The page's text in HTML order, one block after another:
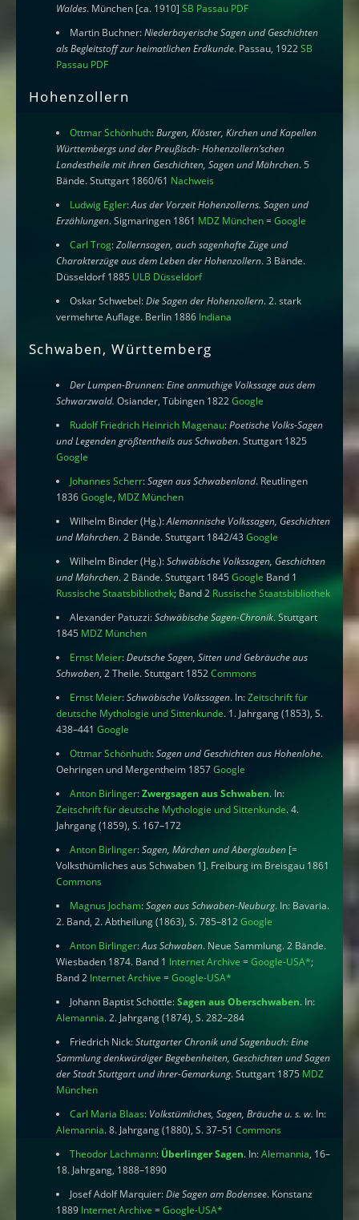
Waldes. München [ca. 1910]SB Passau PDF
Martin Buchner:Niederbayerische Sagen und Geschichten
als Begleitstoff zur heimatlichen Erdkunde. Passau, 1922SB
Passau PDF
Hohenzollern
Ottmar Schönhuth:Burgen, Klöster, Kirchen und Kapellen
Württembergs und der Preußisch- Hohenzollern’schen
Landestheile mit ihren Geschichten, Sagen und Mährchen. 5
Bände. Stuttgart 1860/61 Nachweis
Ludwig Egler:Aus der Vorzeit Hohenzollerns. Sagen und
Erzählungen. Sigmaringen 1861 MDZ München=Google
Carl Trog:Zollernsagen, auch sagenhafte Züge und
Charakterzüge aus dem Leben der Hohenzollern. 3 Bände.
Düsseldorf 1885 ULB Düsseldorf
Oskar Schwebel:Die Sagen der Hohenzollern. 2. stark
vermehrte Auflage. Berlin 1886 Indiana
Schwaben, Württemberg
Der Lumpen-Brunnen: Eine anmuthige Volkssage aus dem
Schwarzwald. Osiander, Tübingen 1822Google
Rudolf Friedrich Heinrich Magenau:Poetische Volks-Sagen
und Legenden größtentheils aus Schwaben. Stuttgart 1825
Google
Johannes Scherr:Sagen aus Schwabenland. Reutlingen
1836Google, MDZ München
Wilhelm Binder (Hg.):Alemannische Volkssagen, Geschichten
und Mährchen. 2 Bände. Stuttgart 1842/43Google
Wilhelm Binder (Hg.):Schwäbische Volkssagen, Geschichten
und Mährchen. 2 Bände. Stuttgart 1845Google Band 1
Russische Staatsbibliothek; Band 2 Russische Staatsbibliothek
Alexander Patuzzi:Schwäbische Sagen-Chronik. Stuttgart
1845 MDZ München
Ernst Meier:Deutsche Sagen, Sitten und Gebräuche aus
Schwaben, 2 Theile. Stuttgart 1852Commons
Ernst Meier:Schwäbische Volkssagen. In:Zeitschrift für
deutsche Mythologie und Sittenkunde. 1. Jahrgang (1853), S.
438–441Google
Ottmar Schönhuth:Sagen und Geschichten aus Hohenlohe.
Oehringen und Mergentheim 1857Google
Anton Birlinger:Zwergsagen aus Schwaben. In:
Zeitschrift für deutsche Mythologie und Sittenkunde. 4.
Jahrgang (1859), S. 167–172
Anton Birlinger:Sagen, Märchen und Aberglauben [=
Volksthümliches aus Schwaben 1]. Freiburg im Breisgau 1861
Commons
Magnus Jocham:Sagen aus Schwaben-Neuburg. In: Bavaria.
2. Band, 2. Abtheilung (1863), S. 785–812Google
Anton Birlinger:Aus Schwaben. Neue Sammlung. 2 Bände.
Wiesbaden 1874. Band 1 Internet Archive =Google-USA*;
Band 2 Internet Archive =Google-USA*
Johann Baptist Schöttle:Sagen aus Oberschwaben. In:
Alemannia. 2. Jahrgang (1874), S. 282–284
Friedrich Nick:Stuttgarter Chronik und Sagenbuch: Eine
Sammlung denkwürdiger Begebenheiten, Geschichten und Sagen
der Stadt Stuttgart und ihrer-Gemarkung. Stuttgart 1875 MDZ
München
Carl Maria Blaas: Volkstümliches, Sagen, Bräuche u. s. w. In:
Alemannia. 8. Jahrgang (1880), S. 37–51Commons
Theodor Lachmann: Überlinger Sagen. In:Alemannia, 16–
18. Jahrgang, 1888–1890
Josef Adolf Marquier:Die Sagen am Bodensee. Konstanz
1889 Internet Archive =Google-USA*